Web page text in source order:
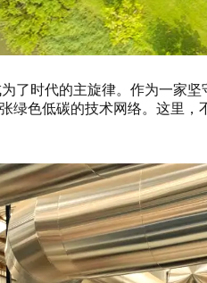
了时代的主旋律。作为一家
绿色低碳的技术网络。这里